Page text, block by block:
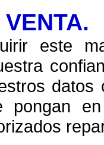
este